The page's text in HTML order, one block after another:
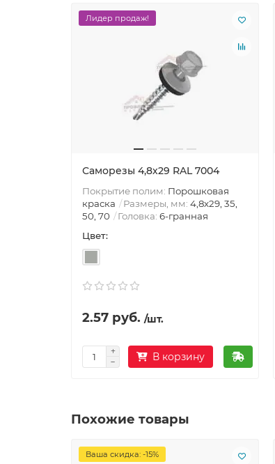
Лидер продаж!
Саморезы 4,8х29 RAL 7004
Покрытие полим: Порошковая
краска
Размеры, мм: 4,8х29, 35,
50, 70
Головка: 6-гранная
Цвет:
2.57 руб. /шт.
В корзину
Похожие товары
Ваша скидка: -15%